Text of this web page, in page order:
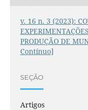
v. 16 n. 3 (2023):
PRODUÇÃO DE
Contínuo]
SEÇÃO
Artigos